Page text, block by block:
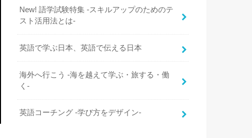
New! 語学試験特集 -スキルアップのためのテ
スト活用法とは-
英語で学ぶ日本、英語で伝える日本
海外へ行こう -海を越えて学ぶ・旅する・働
く-
英語コーチング -学び方をデザイン-